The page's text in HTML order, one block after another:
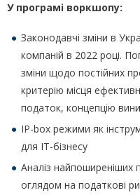
У програмі воркшопу:
Законодавчі зміни в
компаній в 2022 році.
зміни щодо постійних
критерію місця
податок, концепцію
IP-box режими як
для IT-бізнесу
Аналіз найпоширеніших
оглядом на податкові